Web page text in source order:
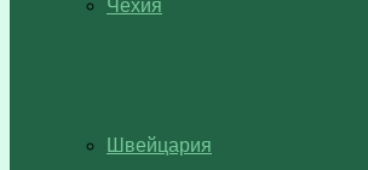
Чехия
Швейцария